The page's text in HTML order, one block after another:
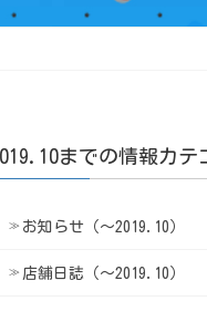
までの情報カテ
お知らせ（〜2019.10）
店舗日誌（〜2019.10）